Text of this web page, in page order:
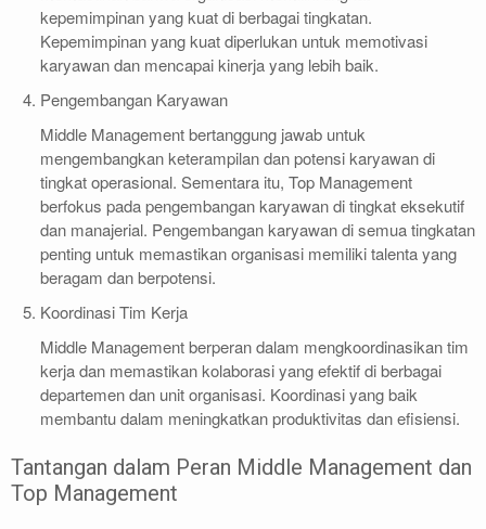
kepemimpinan yang kuat di berbagai tingkatan.
Kepemimpinan yang kuat diperlukan untuk memotivasi
karyawan dan mencapai kinerja yang lebih baik.
Pengembangan Karyawan
Middle Management bertanggung jawab untuk
mengembangkan keterampilan dan potensi karyawan di
tingkat operasional. Sementara itu, Top Management
berfokus pada pengembangan karyawan di tingkat eksekutif
dan manajerial. Pengembangan karyawan di semua tingkatan
penting untuk memastikan organisasi memiliki talenta yang
beragam dan berpotensi.
Koordinasi Tim Kerja
Middle Management berperan dalam mengkoordinasikan tim
kerja dan memastikan kolaborasi yang efektif di berbagai
departemen dan unit organisasi. Koordinasi yang baik
membantu dalam meningkatkan produktivitas dan efisiensi.
Tantangan dalam Peran Middle Management dan
Top Management